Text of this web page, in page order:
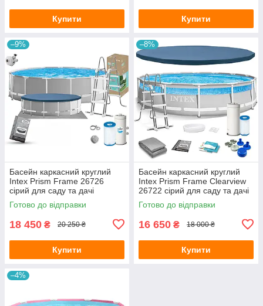
Купити Купити
–9%
Басейн каркасний круглий
Intex Prism Frame 26726
сірий для саду та дачі
457х122 см з картриджним
фільтр-насосом, тентом,
Готово до відправки
18 450 ₴ 20 250 ₴
Купити
–8%
Басейн каркасний круглий
Intex Prism Frame Clearview
26722 сірий для саду та дачі
427х107 см повна
комплектація
Готово до відправки
16 650 ₴ 18 000 ₴
Купити
–4%